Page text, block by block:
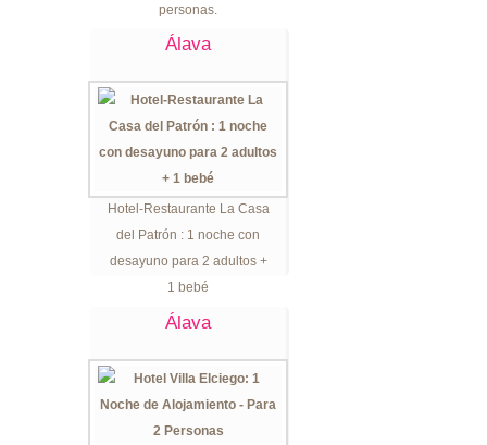
personas.
Álava
Hotel-Restaurante La Casa
del Patrón : 1 noche con
desayuno para 2 adultos +
1 bebé
Álava